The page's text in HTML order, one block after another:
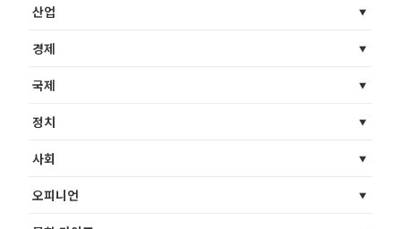
산업
경제
국제
정치
사회
오피니언